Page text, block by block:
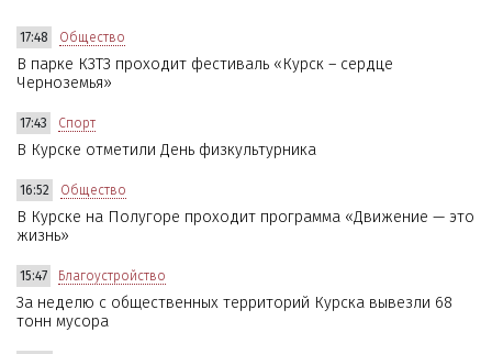
17:48 Общество
В парке КЗТЗ проходит фестиваль «Курск – сердце
Черноземья»
17:43 Спорт
В Курске отметили День физкультурника
16:52 Общество
В Курске на Полугоре проходит программа «Движение — это
жизнь»
15:47 Благоустройство
За неделю с общественных территорий Курска вывезли 68
тонн мусора